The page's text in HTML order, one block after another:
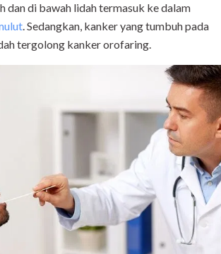
dan di bawah lidah termasuk ke dalam
. Sedangkan, kanker yang tumbuh pada
tergolong kanker orofaring.